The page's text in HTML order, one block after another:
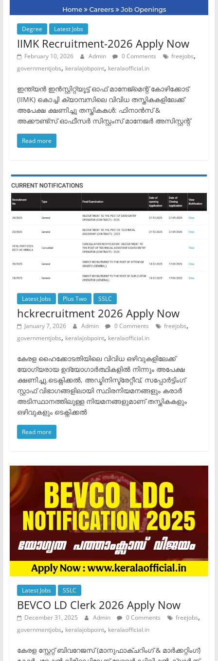
Degree Latest Jobs
IIMK Recruitment-2026 Apply Now
February 10, 2026 Admin 0 Comments freejobs,
governmentjobs, keralajobpoint, keralaofficial.in
ഇന്ത്യൻ ഇൻസ്റ്റിറ്റ്യൂട്ട് ഓഫ് മാനേജ്‌മെന്റ് കോഴിക്കോട്
(IIMK) കൊച്ചി ക്യാമ്പസിലെ വിവിധ തസ്തികകളിലേക്ക്
അപേക്ഷ ക്ഷണിച്ചു തസ്തികകൾ: ​ഫിനാൻസ് &
അക്കൗണ്ട്സ് ഓഫീസർ സിസ്റ്റംസ് മാനേജർ അസിസ്റ്റന്റ്
Read more
Latest Jobs Plus Two SSLC
hckrecruitment 2026 Apply Now
January 7, 2026 Admin 0 Comments freejobs,
governmentjobs, keralajobpoint, keralaofficial.in
കേരള ഹൈക്കോടതിയിലെ വിവിധ ഒഴിവുകളിലേക്ക്
യോഗ്യരായ ഉദ്യോഗാർത്ഥികളിൽ നിന്നും അപേക്ഷ
ക്ഷണിച്ചു.ടെക്നിക്കൽ, അഡ്മിനിസ്ട്രേറ്റീവ്, സപ്പോർട്ടിംഗ്
സ്റ്റാഫ് വിഭാഗങ്ങളിലായി സ്ഥിരനിയമനങ്ങളും കരാർ
അടിസ്ഥാനത്തിലുള്ള നിയമനങ്ങളുമാണ് ​തസ്തികകളും
ഒഴിവുകളും ​ടെക്നിക്കൽ
Read more
Latest Jobs SSLC
BEVCO LD Clerk 2026 Apply Now
December 31, 2025 Admin 0 Comments freejobs,
governmentjobs, keralajobpoint, keralaofficial.in
കേരള സ്റ്റേറ്റ് ബിവറേജസ് (മാനുഫാക്‌ചറിംഗ് & മാർക്കറ്റിംഗ്)